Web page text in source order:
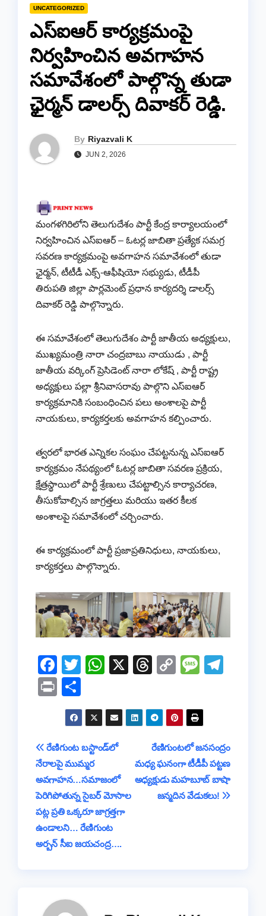
UNCATEGORIZED
ఎస్‌ఐఆర్ కార్యక్రమంపై
నిర్వహించిన అవగాహన
సమావేశంలో పాల్గొన్న తుడా
ఛైర్మన్ డాలర్స్ దివాకర్ రెడ్డి.
By Riyazvali K
JUN 2, 2026
మంగళగిరిలోని తెలుగుదేశం పార్టీ కేంద్ర కార్యాలయంలో
నిర్వహించిన ఎస్‌ఐఆర్ – ఓటర్ల జాబితా ప్రత్యేక సమగ్ర
సవరణ కార్యక్రమంపై అవగాహన సమావేశంలో తుడా
ఛైర్మన్, టీటీడీ ఎక్స్-ఆఫీషియో సభ్యుడు, టీడీపీ
తిరుపతి జిల్లా పార్లమెంట్ ప్రధాన కార్యదర్శి డాలర్స్
దివాకర్ రెడ్డి పాల్గొన్నారు.
ఈ సమావేశంలో తెలుగుదేశం పార్టీ జాతీయ అధ్యక్షులు,
ముఖ్యమంత్రి నారా చంద్రబాబు నాయుడు , పార్టీ
జాతీయ వర్కింగ్ ప్రెసిడెంట్ నారా లోకేష్ , పార్టీ రాష్ట్ర
అధ్యక్షులు పల్లా శ్రీనివాసరావు పాల్గొని ఎస్‌ఐఆర్
కార్యక్రమానికి సంబంధించిన పలు అంశాలపై పార్టీ
నాయకులు, కార్యకర్తలకు అవగాహన కల్పించారు.
త్వరలో భారత ఎన్నికల సంఘం చేపట్టనున్న ఎస్‌ఐఆర్
కార్యక్రమం నేపథ్యంలో ఓటర్ల జాబితా సవరణ ప్రక్రియ,
క్షేత్రస్థాయిలో పార్టీ శ్రేణులు చేపట్టాల్సిన కార్యాచరణ,
తీసుకోవాల్సిన జాగ్రత్తలు మరియు ఇతర కీలక
అంశాలపై సమావేశంలో చర్చించారు.
ఈ కార్యక్రమంలో పార్టీ ప్రజాప్రతినిధులు, నాయకులు,
కార్యకర్తలు పాల్గొన్నారు.
F
a
c
e
b
o
o
k
T
er
W
s
A
p
X
T
a
d
s
C
y
Li
n
k
M
a
g
e
a
m
Pr
in h
ar
e
Post
navigation
రేణిగుంటలో జనసంద్రం
మధ్య ఘనంగా టీడీపీ పట్టణ
అధ్యక్షుడు మహబూబ్ బాషా
జన్మదిన వేడుకలు!
రేణిగుంట ​బస్టాండ్‌లో
నేరాలపై ముమ్మర
అవగాహన…సమాజంలో
పెరిగిపోతున్న సైబర్ మోసాల
పట్ల ప్రతి ఒక్కరూ జాగ్రత్తగా
ఉండాలని… ​రేణిగుంట
అర్బన్ సీఐ జయచంద్ర….